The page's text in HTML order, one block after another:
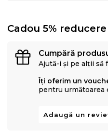
Tehnologia avansata a
Pocket®
®asigura unsomn
Cadou 5% reducere
Cumpără
Ajută-i și pe alții să
Îți oferim un
pentru următoarea
Adaugă un